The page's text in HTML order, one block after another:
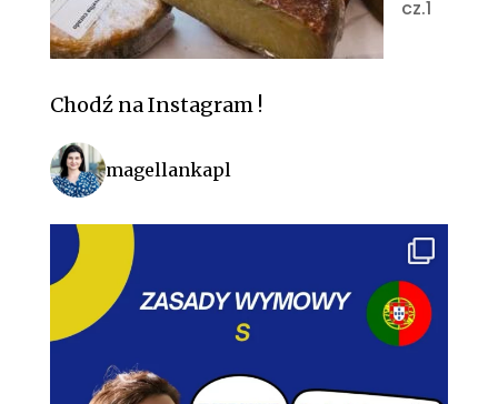
cz.1
Chodź na Instagram !
magellankapl